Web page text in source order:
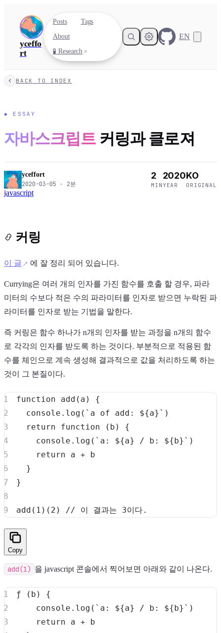
yceffo
rt
Posts
Tags
About
🧪 Research
EN
Light Dark System
8°
BACK TO INDEX
◆ ESSAY
자바스크립트 커링과 클로져
yceffort
2020-03-05 · 2분
2
MIN
2020
YEAR
KO
ORIGINAL
javascript
커링
이 글 에 잘 정리 되어 있습니다.
Currying은 여러 개의 인자를 가진 함수를 호출 할 경우, 파라
미터의 수보다 적은 수의 파라미터를 인자로 받으면 누락된 파
라미터를 인자로 받는 기법을 말한다.
즉 커링은 함수 하나가 n개의 인자를 받는 과정을 n개의 함수
로 각각의 인자를 받도록 하는 것이다. 부분적으로 적용된 함
수를 체인으로 계속 생성해 결과적으로 값을 처리하도록 하는
것이 그 본질이다.
function add ( a )
{
console . log ( ` a of add: ${a} ` )
return
function ( b )
{
console . log ( ` a: ${a} / b: ${b} ` )
return a +
}
}
add ( 1 ) ( 2 ) // 이 결과는 3이다.
Copy
add(1) 을 javascript 콘솔에서 찍어보면 아래와 같이 나온다.
ƒ ( b )
{
console . log ( ` a: ${a} / b: ${b} ` )
return a +